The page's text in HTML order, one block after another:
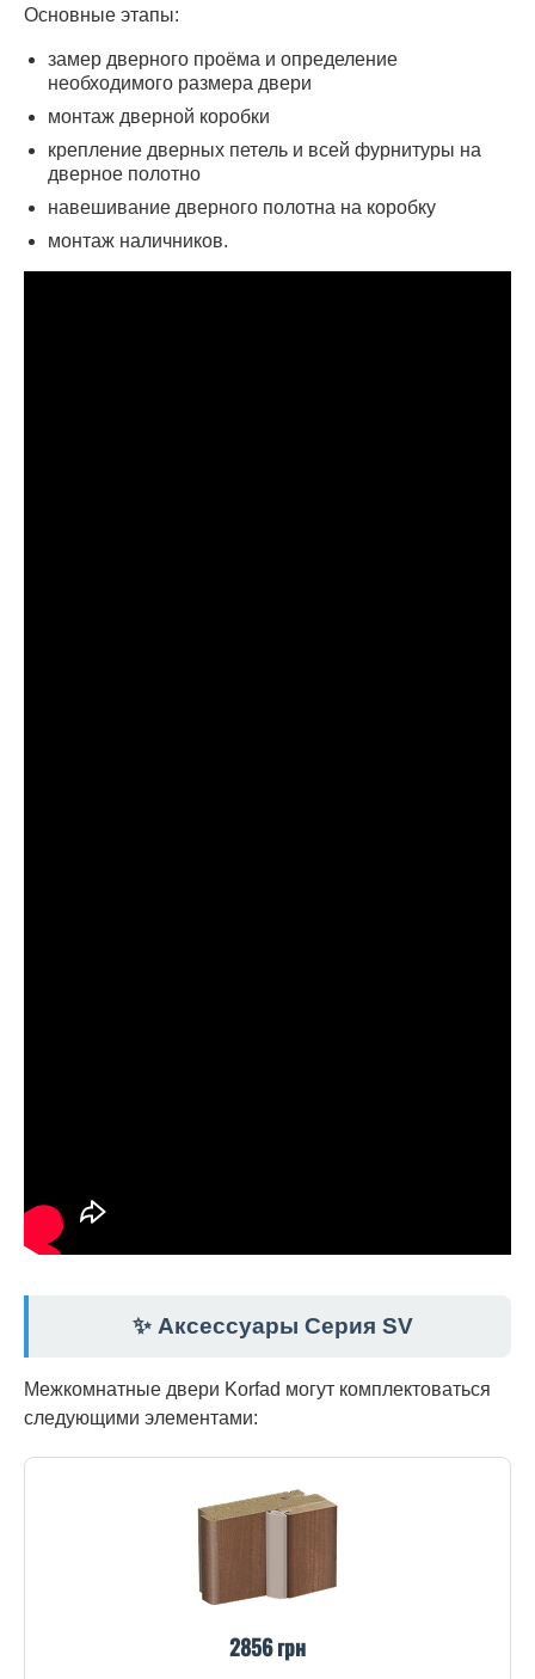
Основные этапы:
замер дверного проёма и определение
необходимого размера двери
монтаж дверной коробки
крепление дверных петель и всей фурнитуры на
дверное полотно
навешивание дверного полотна на коробку
монтаж наличников.
✨ Аксессуары Серия SV
Межкомнатные двери Korfad могут комплектоваться
следующими элементами:
2856 грн